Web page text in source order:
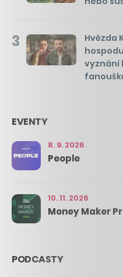
3
Hvězda
vyznání
EVENTY
8. 9. 2026
People
10. 11. 2026
Money Maker
PODCASTY